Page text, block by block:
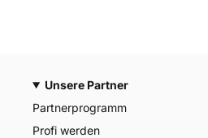
Unsere Partner
Partnerprogramm
Profi werden